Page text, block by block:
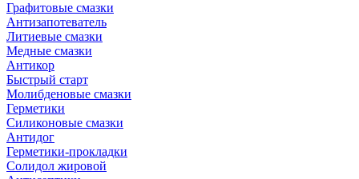
Графитовые смазки
Антизапотеватель
Литиевые смазки
Медные смазки
Антикор
Быстрый старт
Молибденовые смазки
Герметики
Силиконовые смазки
Антидог
Герметики-прокладки
Солидол жировой